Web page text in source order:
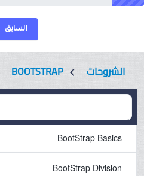
السابق
الشروحات chevron_left
BOOTSTRAP
BootStrap Basics
BootStrap Division